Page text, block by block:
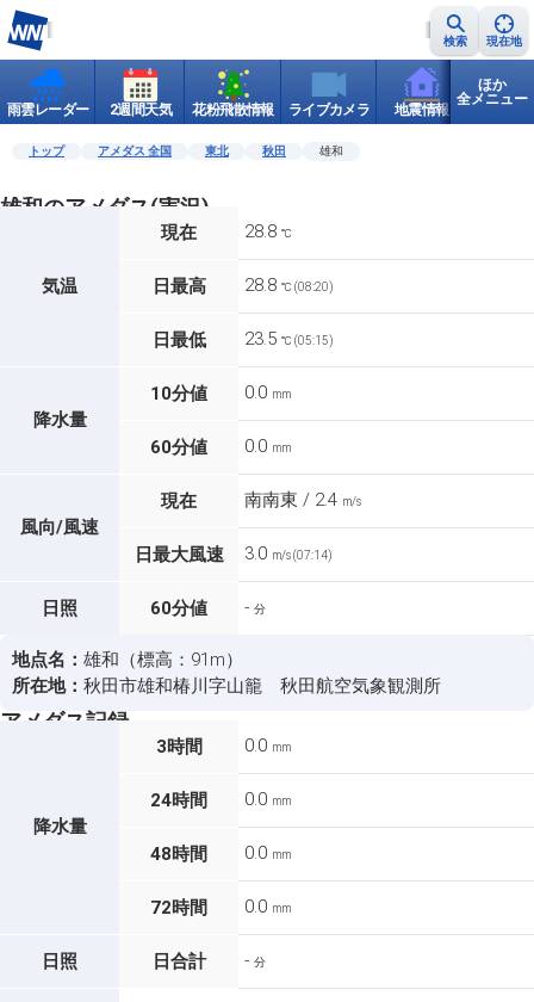
検索 現在地
雨雲レーダー 2週間天気 花粉飛散情報 ライブカメラ 地震情報 世界天
ほか
全メニュー
トップ アメダス 全国 東北 秋田 雄和
雄和のアメダス(実況)
気温
現在 28.8 ℃
日最高 28.8 ℃ (08:20)
日最低 23.5 ℃ (05:15)
降水量
10分値 0.0 mm
60分値 0.0 mm
風向/風速
現在 南南東 / 2.4 m/s
日最大風速 3.0 m/s (07:14)
日照 60分値 - 分
地点名： 雄和（標高：91m）
所在地： 秋田市雄和椿川字山籠 秋田航空気象観測所
アメダス記録
降水量
3時間 0.0 mm
24時間 0.0 mm
48時間 0.0 mm
72時間 0.0 mm
日照 日合計 - 分